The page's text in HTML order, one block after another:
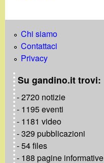
Chi siamo
Contattaci
Privacy
Su gandino.it trovi:
- 2720 notizie
- 1195 eventi
- 1181 video
- 329 pubblicazioni
- 54 files
- 188 pagine informative